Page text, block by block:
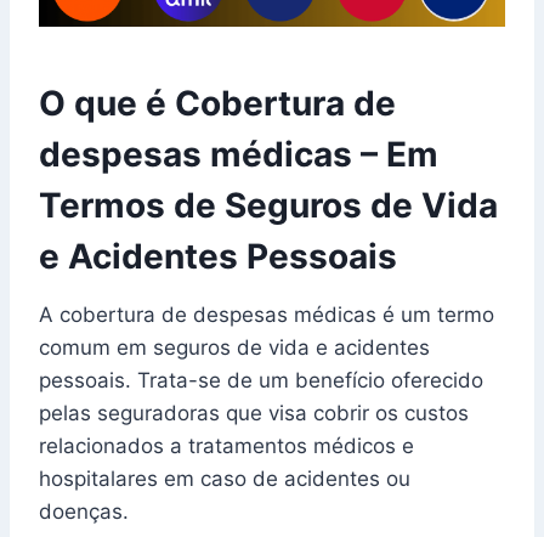
O que é Cobertura de
despesas médicas – Em
Termos de Seguros de Vida
e Acidentes Pessoais
A cobertura de despesas médicas é um termo
comum em seguros de vida e acidentes
pessoais. Trata-se de um benefício oferecido
pelas seguradoras que visa cobrir os custos
relacionados a tratamentos médicos e
hospitalares em caso de acidentes ou
doenças.